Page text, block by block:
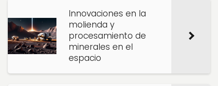
Innovaciones en la
molienda y
procesamiento de
minerales en el
espacio